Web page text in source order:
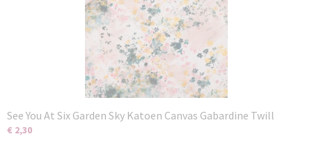
See You At Six Garden Sky Katoen Canvas Gabardine Twill
€ 2,30